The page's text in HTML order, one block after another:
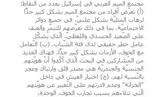
مجتمع الميم العربي في إسرائيل بعدد من النقاط:
(أ) تعرّض أفراد من مجتمع الميم بشكل كبير جدًّا
لرهاب المثليّة بشكلٍ علنيّ، في جميع دوائر
الاجتماعيّة، بما في ذلك تعرّضهم للتنمّر والعنف
على الصّعيد الجسدي واللفظيّ، الّذي يُشكّل
عامل خطر حقيقي لدى فئة الشّباب. (ب) التّعامل
مع الخوف، الأزمات بشكلٍ كبير جدًّا، فهناك العديد
من المُشاركين في البحث الّذي أكّدوا أنّ هويّتهم
الجنسيّة والجندريّة هي مصدر قلق وارتباك وعجز
بالنّسبة لهم. (ج) اختيار العيش في داخل
"الخزانة" وعدم قدرتهم على التّعبير عن هويّتهم
الّتي تتلاءهم بسبب تجارب الخوف، الوحدة،